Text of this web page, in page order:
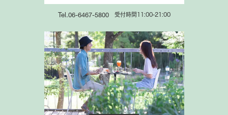
Tel.06-6467-5800 受付時間11:00-21:00